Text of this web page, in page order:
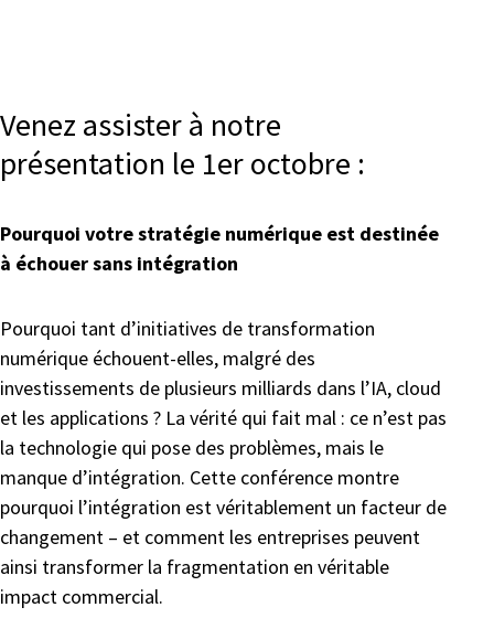
Venez assister à notre
présentation le 1er octobre :
Pourquoi votre stratégie numérique est destinée
à échouer sans intégration
Pourquoi tant d’initiatives de transformation
numérique échouent-elles, malgré des
investissements de plusieurs milliards dans l’IA, cloud
et les applications ? La vérité qui fait mal : ce n’est pas
la technologie qui pose des problèmes, mais le
manque d’intégration. Cette conférence montre
pourquoi l’intégration est véritablement un facteur de
changement – et comment les entreprises peuvent
ainsi transformer la fragmentation en véritable
impact commercial.